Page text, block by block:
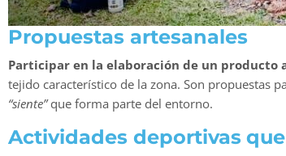
Propuestas artesanales
Participar en la elaboración de un producto
tejido característico de la zona. Son propuestas
“siente”que forma parte del entorno.
Actividades deportivas